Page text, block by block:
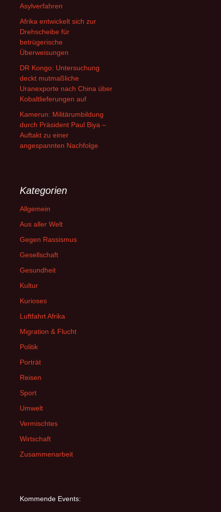
Asylverfahren
Afrika entwickelt sich zur
Drehscheibe für
betrügerische
Überweisungen
DR Kongo: Untersuchung
deckt mutmaßliche
Uranexporte nach China über
Kobaltlieferungen auf
Kamerun: Militärumbildung
durch Präsident Paul Biya –
Auftakt zu einer
angespannten Nachfolge
Kategorien
Allgemein
Aus aller Welt
Gegen Rassismus
Gesellschaft
Gesundheit
Kultur
Kurioses
Luftfahrt Afrika
Migration & Flucht
Politik
Porträt
Reisen
Sport
Umwelt
Vermischtes
Wirtschaft
Zusammenarbeit
Kommende Events: